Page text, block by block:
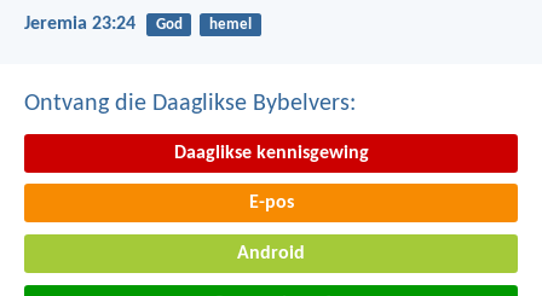
Jeremia 23:24 God hemel
Ontvang die Daaglikse Bybelvers:
Daaglikse kennisgewing
E-pos
Android